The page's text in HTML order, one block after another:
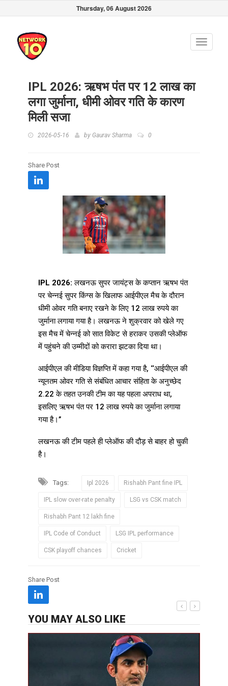
Thursday, 06 August 2026
Toggle
IPL 2026: ऋषभ पंत पर 12 लाख का
लगा जुर्माना, धीमी ओवर गति के कारण
मिली सजा
2026-05-16 by Gaurav Sharma 0
Share Post
IPL 2026:लखनऊ सुपर जायंट्स के कप्तान ऋषभ पंत
पर चेन्नई सुपर किंग्स के खिलाफ आईपीएल मैच के दौरान
धीमी ओवर गति बनाए रखने के लिए 12 लाख रुपये का
जुर्माना लगाया गया है। लखनऊ ने शुक्रवार को खेले गए
इस मैच में चेन्नई को सात विकेट से हराकर उसकी प्लेऑफ
में पहुंचने की उम्मीदों को करारा झटका दिया था।
आईपीएल की मीडिया विज्ञप्ति में कहा गया है, ‘‘आईपीएल की
न्यूनतम ओवर गति से संबंधित आचार संहिता के अनुच्छेद
2.22 के तहत उनकी टीम का यह पहला अपराध था,
इसलिए ऋषभ पंत पर 12 लाख रुपये का जुर्माना लगाया
गया है।’’
लखनऊ की टीम पहले ही प्लेऑफ की दौड़ से बाहर हो चुकी
है।
Tags: Ipl 2026 Rishabh Pant fine IPL
IPL slow over-rate penalty LSG vs CSK match
Rishabh Pant 12 lakh fine
IPL Code of Conduct LSG IPL performance
CSK playoff chances Cricket
Share Post
YOU MAY ALSO LIKE